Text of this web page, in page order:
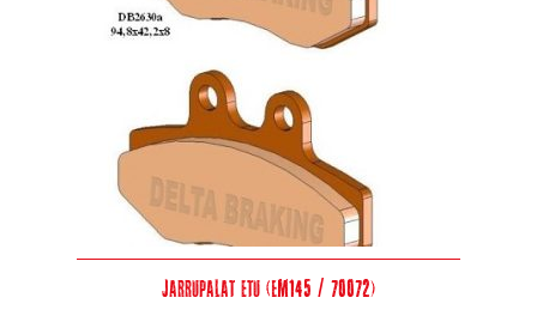
Jarrupalat etu (EM145 / 70072)